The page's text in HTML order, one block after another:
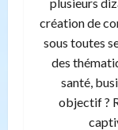
création de
sous toutes
des
santé,
objectif ?